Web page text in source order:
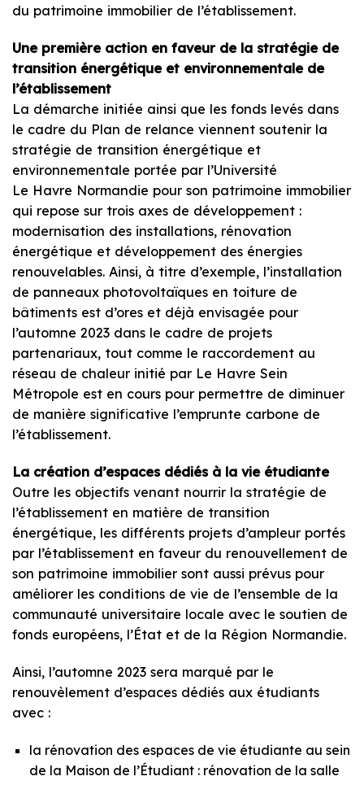
du patrimoine immobilier de l’établissement.
Une première action en faveur de la stratégie de
transition énergétique et environnementale de
l’établissement
La démarche initiée ainsi que les fonds levés dans
le cadre du Plan de relance viennent soutenir la
stratégie de transition énergétique et
environnementale portée par l’Université
Le Havre Normandie pour son patrimoine immobilier
qui repose sur trois axes de développement :
modernisation des installations, rénovation
énergétique et développement des énergies
renouvelables. Ainsi, à titre d’exemple, l’installation
de panneaux photovoltaïques en toiture de
bâtiments est d’ores et déjà envisagée pour
l’automne 2023 dans le cadre de projets
partenariaux, tout comme le raccordement au
réseau de chaleur initié par Le Havre Sein
Métropole est en cours pour permettre de diminuer
de manière significative l’emprunte carbone de
l’établissement.
La création d’espaces dédiés à la vie étudiante
Outre les objectifs venant nourrir la stratégie de
l’établissement en matière de transition
énergétique, les différents projets d’ampleur portés
par l’établissement en faveur du renouvellement de
son patrimoine immobilier sont aussi prévus pour
améliorer les conditions de vie de l’ensemble de la
communauté universitaire locale avec le soutien de
fonds européens, l’État et de la Région Normandie.
Ainsi, l’automne 2023 sera marqué par le
renouvèlement d’espaces dédiés aux étudiants
avec :
la rénovation des espaces de vie étudiante au sein
de la Maison de l’Étudiant : rénovation de la salle